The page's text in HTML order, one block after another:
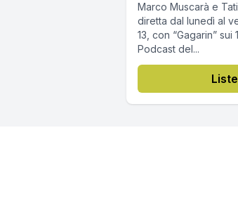
Marco Muscarà e
diretta dal lunedì al
13, con “Gagarin”
Podcast del...